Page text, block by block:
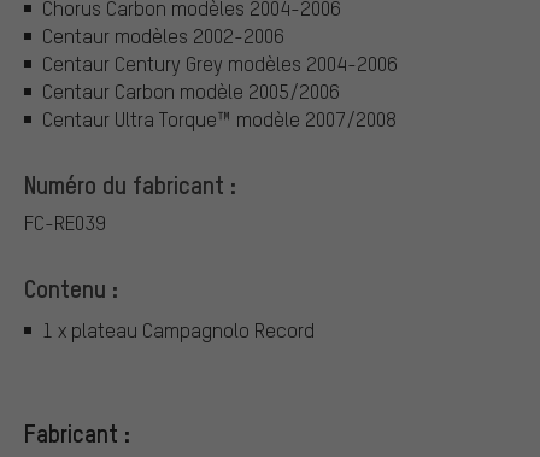
Chorus Carbon modèles 2004-2006
Centaur modèles 2002-2006
Centaur Century Grey modèles 2004-2006
Centaur Carbon modèle 2005/2006
Centaur Ultra Torque™ modèle 2007/2008
Numéro du fabricant :
FC-RE039
Contenu :
1 x plateau Campagnolo Record
Fabricant :